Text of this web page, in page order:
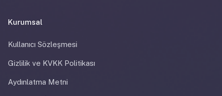
Kurumsal
Kullanıcı Sözleşmesi
Gizlilik ve KVKK Politikası
Aydınlatma Metni